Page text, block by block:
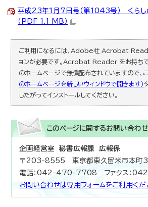
平成23年1月7日号（第1043号） くら
（PDF 1.1 MB）
ご利用になるには、Adobe社 Acrobat
ョンが必要です。Acrobat Reader をお持ち
のホームページで無償配布されていますので、
のホームページを新しいウィンドウで開きます）
したがってインストールしてください。
このページに関するお問い合わせ
企画経営室 秘書広報課 広報係
〒203-8555 東京都東久留米市本町
電話：042-470-7708 ファクス：
お問い合わせは専用フォームをご利用くだ